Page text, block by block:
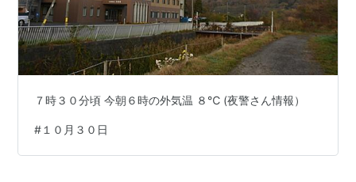
７時３０分頃 今朝６時の外気温 ８℃ (夜警さん情報）
# １０月３０日